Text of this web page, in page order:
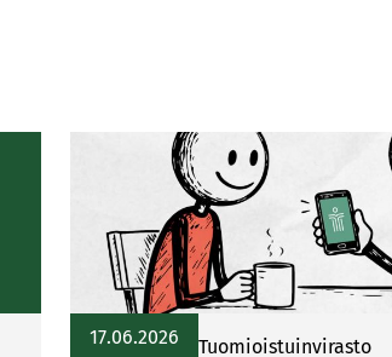
17.06.2026 Tuomioistuinvirasto